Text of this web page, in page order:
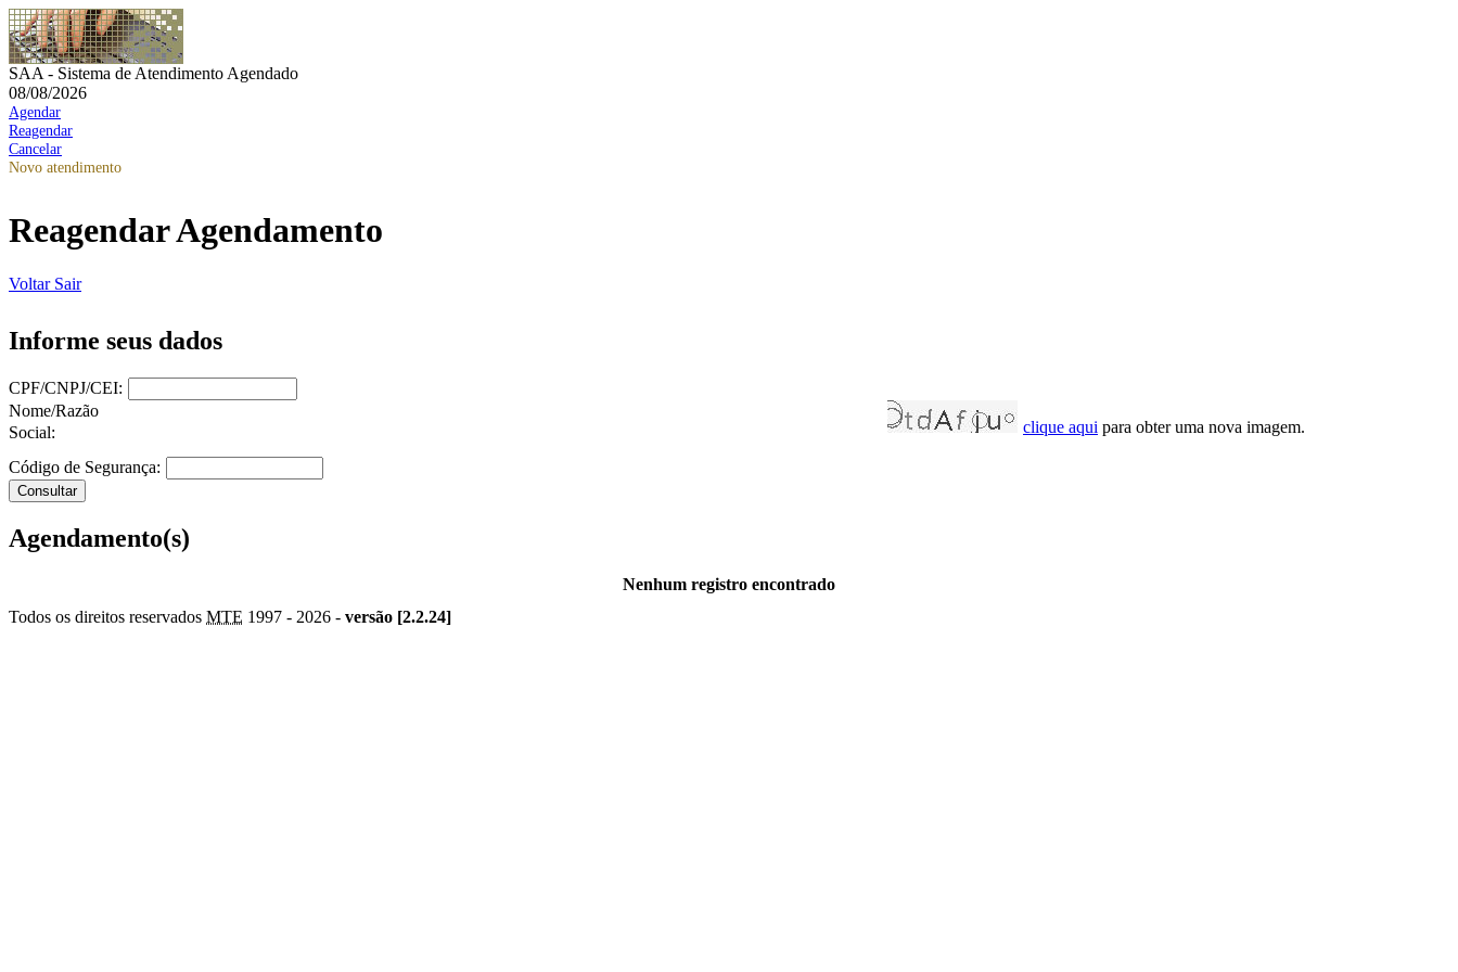
SAA - Sistema de Atendimento Agendado
08/08/2026
Agendar
Reagendar
Cancelar
Novo atendimento
Reagendar Agendamento
Voltar Sair
Informe seus dados
CPF/CNPJ/CEI:
Nome/Razão
Social:
clique aqui para obter uma nova imagem.
Código de Segurança:
Agendamento(s)
Nenhum registro encontrado
Todos os direitos reservados MTE 1997 - 2026 - versão [2.2.24]